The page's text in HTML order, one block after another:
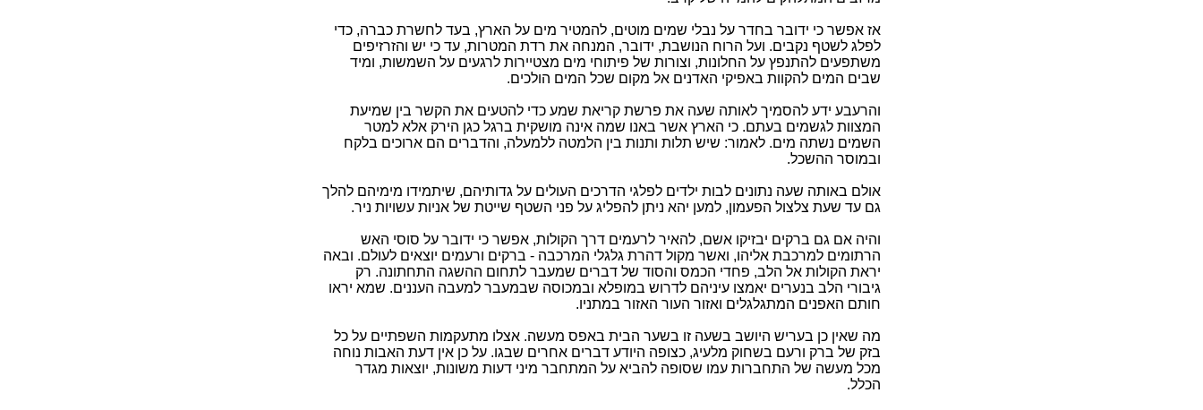
אז אפשר כי ידובר בחדר על נבלי שמים מוטים, להמטיר מים על הארץ, בעד לחשרת כברה, כדי
לפלג לשטף נקבים. ועל הרוח הנושבת, ידובר, המנחה את רדת המטרות, עד כי יש והזרזיפים
משתפעים להתנפץ על החלונות, וצורות של פיתוחי מים מצטיירות לרגעים על השמשות, ומיד
שבים המים להקוות באפיקי האדנים אל מקום שכל המים הולכים.
והרעבע ידע להסמיך לאותה שעה את פרשת קריאת שמע כדי להטעים את הקשר בין שמיעת
המצוות לגשמים בעתם. כי הארץ אשר באנו שמה אינה מושקית ברגל כגן הירק אלא למטר
השמים נשתה מים. לאמור: שיש תלות ותנות בין הלמטה ללמעלה, והדברים הם ארוכים בלקח
ובמוסר ההשכל.
אולם באותה שעה נתונים לבות ילדים לפלגי הדרכים העולים על גדותיהם, שיתמידו מימיהם להלך
גם עד שעת צלצול הפעמון, למען יהא ניתן להפליג על פני השטף שייטת של אניות עשויות ניר.
והיה אם גם ברקים יבזיקו אשם, להאיר לרעמים דרך הקולות, אפשר כי ידובר על סוסי האש
הרתומים למרכבת אליהו, ואשר מקול דהרת גלגלי המרכבה - ברקים ורעמים יוצאים לעולם. ובאה
יראת הקולות אל הלב, פחדי הכמס והסוד של דברים שמעבר לתחום ההשגה התחתונה. רק
גיבורי הלב בנערים יאמצו עיניהם לדרוש במופלא ובמכוסה שבמעבר למעבה העננים. שמא יראו
חותם האפנים המתגלגלים ואזור העור האזור במתניו.
מה שאין כן בעריש היושב בשעה זו בשער הבית באפס מעשה. אצלו מתעקמות השפתיים על כל
בזק של ברק ורעם בשחוק מלעיג, כצופה היודע דברים אחרים שבגו. על כן אין דעת האבות נוחה
מכל מעשה של התחברות עמו שסופה להביא על המתחבר מיני דעות משונות, יוצאות מגדר
הכלל.